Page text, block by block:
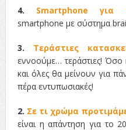
4. Smartphone για
smartphone με σύστημα
3. Τεράστιες
εννοούμε… τεράστιες! Όσο
και όλες θα μείνουν για
πέρα εντυπωσιακές!
2. Σε τι χρώμα
είναι η απάντηση για το